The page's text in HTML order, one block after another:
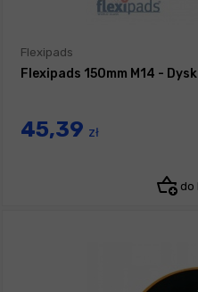
Flexipads
Flexipads 150mm M14 -
45,39 zł
do